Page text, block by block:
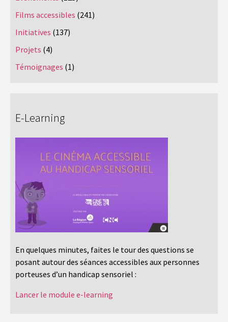
Films accessibles (241)
Initiatives (137)
Projets (4)
Témoignages (1)
E-Learning
En quelques minutes, faites le tour des questions se
posant autour des séances accessibles aux personnes
porteuses d’un handicap sensoriel :
Lancer le module e-learning